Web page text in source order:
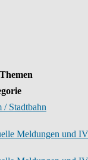
/ Stadtbahn
Meldungen und